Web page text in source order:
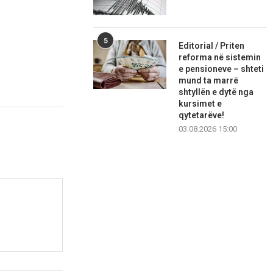
5
Editorial / Priten
reforma në sistemin
e pensioneve – shteti
mund ta marrë
shtyllën e dytë nga
kursimet e
qytetarëve!
03.08.2026 15:00